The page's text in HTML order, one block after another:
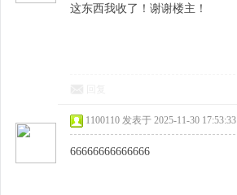
这东西我收了！谢谢楼主！
1100110 发表于 2025-11-30 17:53:33
66666666666666